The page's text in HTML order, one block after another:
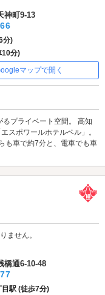
神町9-13
分)
10分)
マップで開く
プライベート空間。 高知
スポワールホテルベル」。
も車で約7分と、電車でも車
ません。
橋通6-10-48
駅 (徒歩7分)